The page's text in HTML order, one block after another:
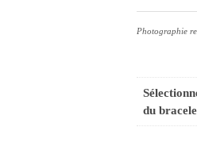
Photographie
du